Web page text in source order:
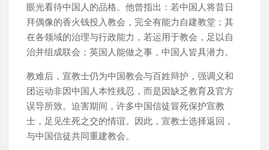
眼光看待中国人的品格。他曾指出：若中国人将昔日
拜偶像的香火钱投入教会，完全有能力自建教堂；其
在各领域的治理与行政能力，若运用于教会，足以自
治并组成联会；英国人能做之事，中国人皆具潜力。
教难后，宣教士仍为中国教会与百姓辩护，强调义和
团运动非因中国人本性残忍，而是因缺乏教育及官方
误导所致。迫害期间，许多中国信徒冒死保护宣教
士，足见生死之交的情谊。因此，宣教士选择返回，
与中国信徒共同重建教会。